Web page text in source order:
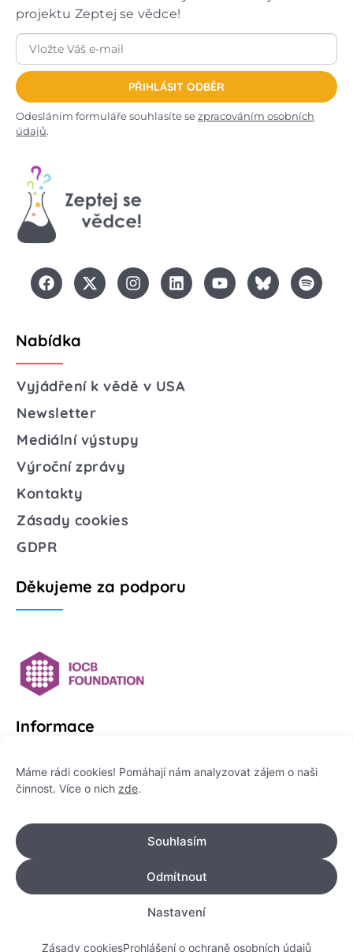
Máme rádi cookies! Pomáhají nám analyzovat zájem o naši
činnost. Více o nich zde.
Souhlasím
Odmítnout
Nastavení
Zásady cookiesProhlášení o ochraně osobních údajů
projektu Zeptej se vědce!
PŘIHLÁSIT ODBĚR
Odesláním formuláře souhlasíte sezpracováním osobních
údajů.
Nabídka
Vyjádření k vědě v USA
Newsletter
Mediální výstupy
Výroční zprávy
Kontakty
Zásady cookies
GDPR
Děkujeme za podporu
Informace
Platformu Zeptej se vědce provozuje:
IČO: 178 47 389
Flemingovo náměstí 542/2,
Dejvice, 160 00 Praha 6
info@zeptejsevedce.cz